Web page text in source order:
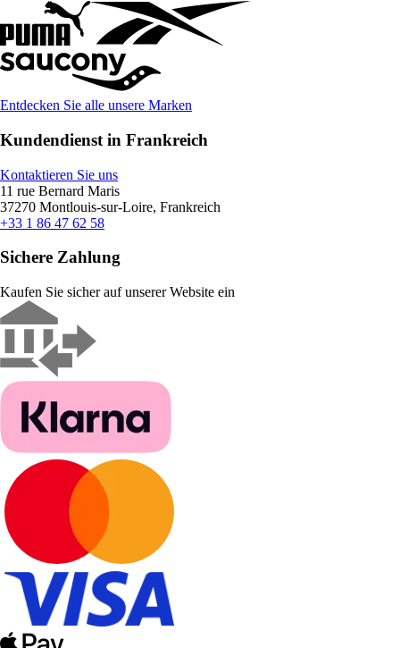
Entdecken Sie alle unsere Marken
Kundendienst in Frankreich
Kontaktieren Sie uns
11 rue Bernard Maris
37270 Montlouis-sur-Loire, Frankreich
+33 1 86 47 62 58
Sichere Zahlung
Kaufen Sie sicher auf unserer Website ein